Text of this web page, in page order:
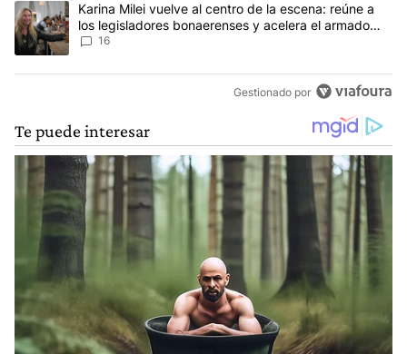
Un artículo de tendencia con el título "Karina Milei vuelve al
Karina Milei vuelve al centro de la escena: reúne a
los legisladores bonaerenses y acelera el armado
para 2027
16
Gestionado por